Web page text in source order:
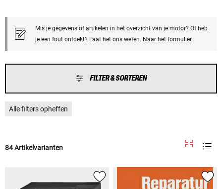
Mis je gegevens of artikelen in het overzicht van je motor? Of heb
je een fout ontdekt? Laat het ons weten. Naar het formulier
FILTER & SORTEREN
Alle filters opheffen
84 Artikelvarianten